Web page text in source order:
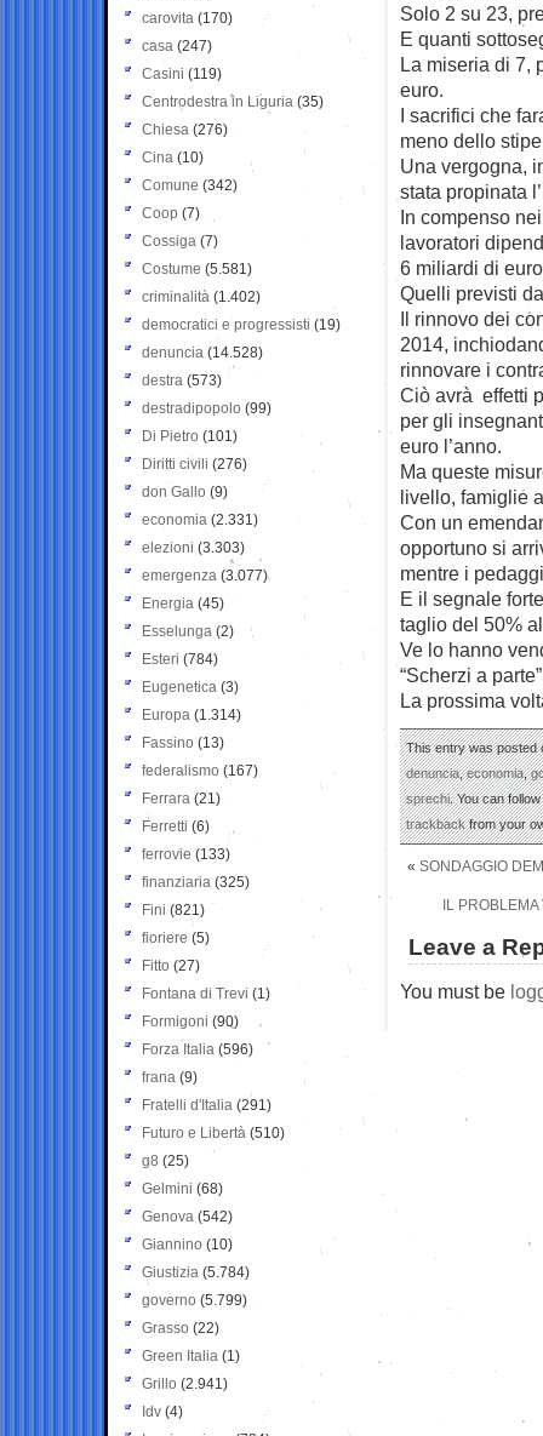
Solo 2 su 23,
E quanti
La miseria di 7,
euro.
I sacrifici che
meno dello
Una vergogna,
stata propinata
In compenso
lavoratori
6 miliardi di
Quelli previsti
Il rinnovo dei
2014,
rinnovare i
Ciò avrà effetti
per gli
euro l’anno.
Ma queste
livello, famiglie
Con un
opportuno si
mentre i
E il segnale
taglio del 50%
Ve lo hanno
“Scherzi a
La prossima
This entry was posted
denuncia,economia,
sprechi. You can
trackbackfrom your
« SONDAGGIO
IL
Leave a
You must be
carovita (170)
casa (247)
Casini (119)
Centrodestra in Liguria (35)
Chiesa (276)
Cina (10)
Comune (342)
Coop (7)
Cossiga (7)
Costume (5.581)
criminalità (1.402)
democratici e progressisti (19)
denuncia (14.528)
destra (573)
destradipopolo (99)
Di Pietro (101)
Diritti civili (276)
don Gallo (9)
economia (2.331)
elezioni (3.303)
emergenza (3.077)
Energia (45)
Esselunga (2)
Esteri (784)
Eugenetica (3)
Europa (1.314)
Fassino (13)
federalismo (167)
Ferrara (21)
Ferretti (6)
ferrovie (133)
finanziaria (325)
Fini (821)
fioriere (5)
Fitto (27)
Fontana di Trevi (1)
Formigoni (90)
Forza Italia (596)
frana (9)
Fratelli d'Italia (291)
Futuro e Libertà (510)
g8 (25)
Gelmini (68)
Genova (542)
Giannino (10)
Giustizia (5.784)
governo (5.799)
Grasso (22)
Green Italia (1)
Grillo (2.941)
Idv (4)